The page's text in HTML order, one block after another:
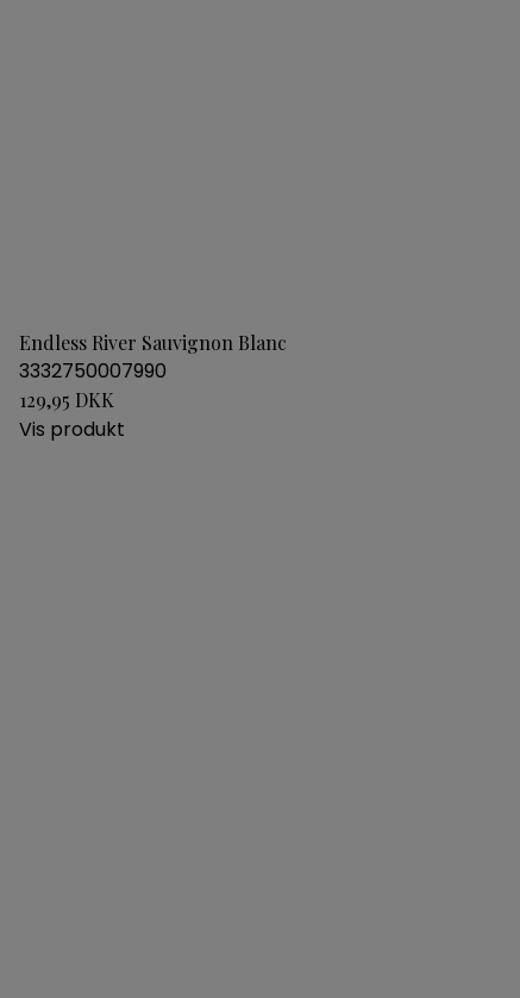
Endless River Sauvignon Blanc
3332750007990
129,95 DKK
Vis produkt